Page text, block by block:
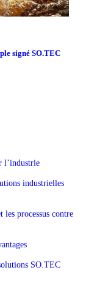
signé SO.TEC
l’industrie
industrielles
les processus contre
SO.TEC